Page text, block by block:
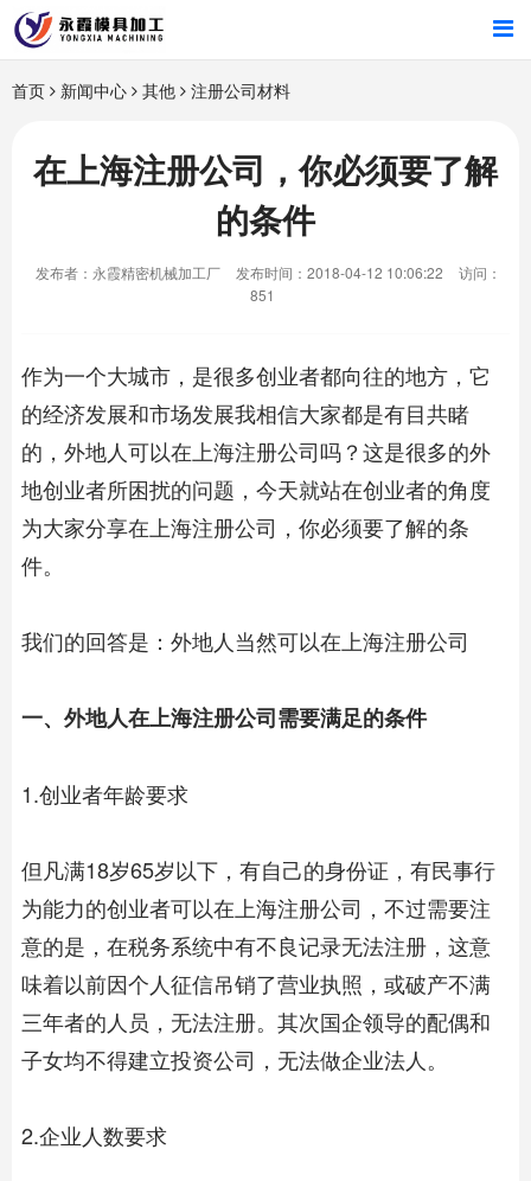
首页
产品中心
关于我们
首页 新闻中心 其他 注册公司材料
在上海注册公司，你必须要了解
的条件
发布者：永霞精密机械加工厂 发布时间：2018-04-12 10:06:22
访问：
851
作为一个大城市，是很多创业者都向往的地方，它
的经济发展和市场发展我相信大家都是有目共睹
的，外地人可以在 上海注册公司吗？这是很多的外
地创业者所困扰的问题，今天就站在创业者的角度
为大家分享在 上海注册公司 ，你必须要了解的条
件。
我们的回答是：外地人当然可以在 上海注册公司
一、外地人在上海注册公司需要满足的条件
1.创业者年龄要求
但凡满18岁65岁以下，有自己的身份证，有民事行
为能力的创业者可以在上海注册公司，不过需要注
意的是，在税务系统中有不良记录无法注册，这意
味着以前因个人征信吊销了营业执照，或破产不满
三年者的人员，无法注册。其次国企领导的配偶和
子女均不得建立投资公司，无法做企业法人。
2.企业人数要求